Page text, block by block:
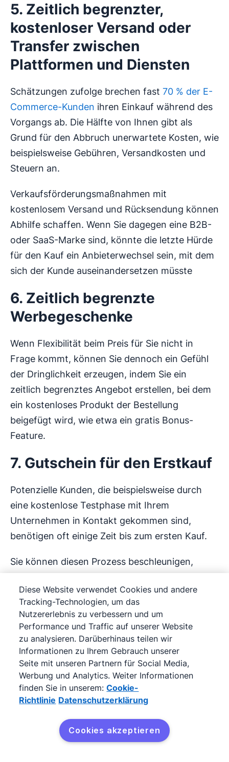
5. Zeitlich begrenzter,
kostenloser Versand oder
Transfer zwischen
Plattformen und Diensten
Schätzungen zufolge brechen fast 70 % der E-
Commerce-Kunden ihren Einkauf während des
Vorgangs ab. Die Hälfte von Ihnen gibt als
Grund für den Abbruch unerwartete Kosten, wie
beispielsweise Gebühren, Versandkosten und
Steuern an.
Verkaufsförderungsmaßnahmen mit
kostenlosem Versand und Rücksendung können
Abhilfe schaffen. Wenn Sie dagegen eine B2B-
oder SaaS-Marke sind, könnte die letzte Hürde
für den Kauf ein Anbieterwechsel sein, mit dem
sich der Kunde auseinandersetzen müsste
6. Zeitlich begrenzte
Werbegeschenke
Wenn Flexibilität beim Preis für Sie nicht in
Frage kommt, können Sie dennoch ein Gefühl
der Dringlichkeit erzeugen, indem Sie ein
zeitlich begrenztes Angebot erstellen, bei dem
ein kostenloses Produkt der Bestellung
beigefügt wird, wie etwa ein gratis Bonus-
Feature.
7. Gutschein für den Erstkauf
Potenzielle Kunden, die beispielsweise durch
eine kostenlose Testphase mit Ihrem
Unternehmen in Kontakt gekommen sind,
benötigen oft einige Zeit bis zum ersten Kauf.
Sie können diesen Prozess beschleunigen,
anbieten. Einige Unternehmen bieten Ihren
potenziellen Kunden bereits in der ersten
Willkommens-E-Mail einen exklusiven Rabatt
an, um sich für den Beitritt zu ihrer Community
zu bedanken.
Wenn Sie das Angebot auf einige wenige Tage
beschränken, erzielen Sie die besten
Diese Website verwendet Cookies und andere
Tracking-Technologien, um das
Nutzererlebnis zu verbessern und um
Performance und Traffic auf unserer Website
zu analysieren. Darüberhinaus teilen wir
Informationen zu Ihrem Gebrauch unserer
Seite mit unseren Partnern für Social Media,
Werbung und Analytics. Weiter Informationen
finden Sie in unserem: Cookie-
Richtlinie Datenschutzerklärung
Cookies akzeptieren